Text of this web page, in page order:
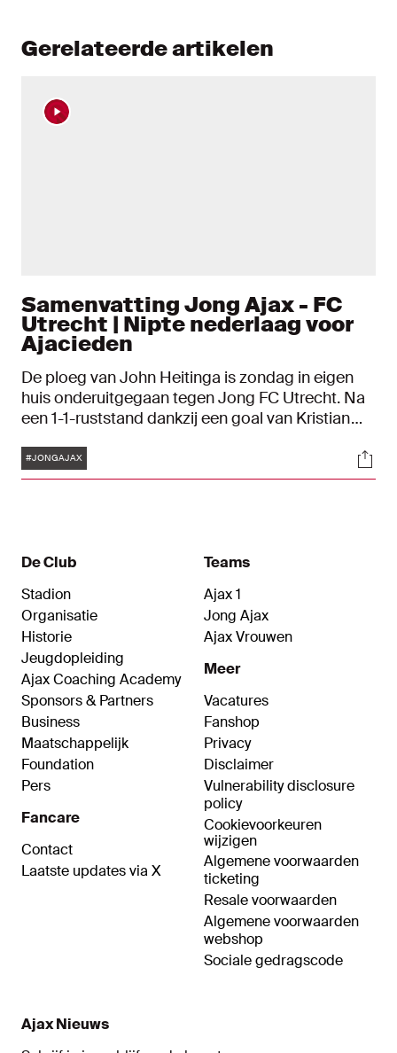
Gerelateerde artikelen
Samenvatting Jong Ajax - FC
Utrecht | Nipte nederlaag voor
Ajacieden
De ploeg van John Heitinga is zondag in eigen
huis onderuitgegaan tegen Jong FC Utrecht. Na
een 1-1-ruststand dankzij een goal van Kristian
bedrijf de winnende treffer: 1-2.
Tags
#JONGAJAX
De Club
Stadion
Organisatie
Historie
Jeugdopleiding
Ajax Coaching Academy
Sponsors & Partners
Business
Maatschappelijk
Foundation
Pers
Fancare
Contact
Laatste updates via X
Teams
Ajax 1
Jong Ajax
Ajax Vrouwen
Meer
Vacatures
Fanshop
Privacy
Disclaimer
Vulnerability disclosure
policy
Cookievoorkeuren
wijzigen
Algemene voorwaarden
ticketing
Resale voorwaarden
Algemene voorwaarden
webshop
Sociale gedragscode
Ajax Nieuws